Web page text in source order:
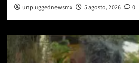
unpluggednewsmx 5 agosto, 2026 0